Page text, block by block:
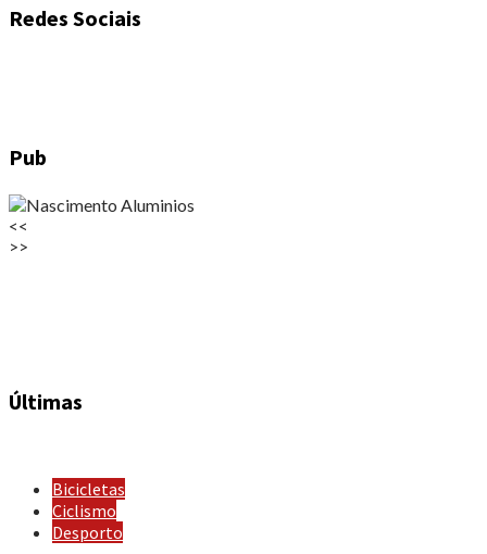
Redes Sociais
Pub
<<
>>
Últimas
Bicicletas
Ciclismo
Desporto